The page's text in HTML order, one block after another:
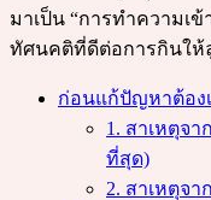
มาเป็น “การทำความเ
ทัศนคติที่ดีต่อการกินให้
ก่อนแก้ปัญหาต้องเ
1. สาเหตุจ
ที่สุด)
2. สาเหตุจา